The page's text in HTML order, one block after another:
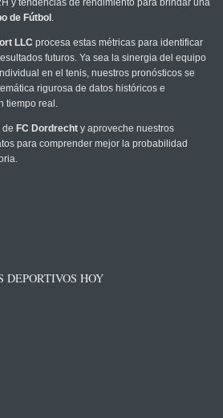
y tendencias de rendimiento para brindar una
de Fútbol .
LLC procesa estas métricas para identificar
futuros. Ya sea la sinergia del equipo
en el tenis, nuestros pronósticos se
rigurosa de datos históricos e
tiempo real.
de FC Dordrechty aproveche nuestros
para comprender mejor la probabilidad
DEPORTIVOS HOY